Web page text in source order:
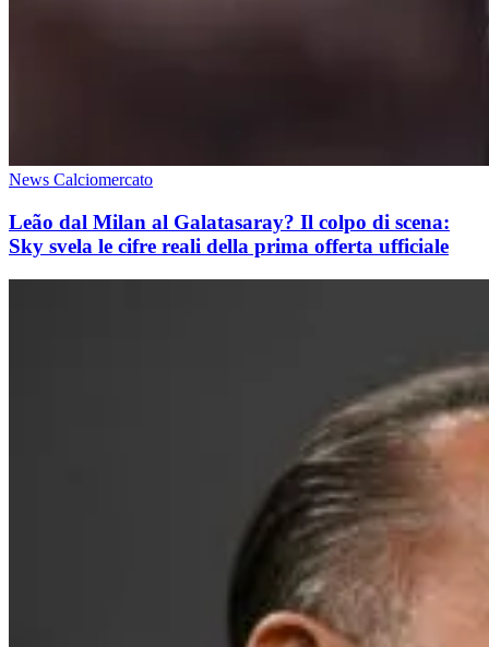
News Calciomercato
Leão dal Milan al Galatasaray? Il colpo di scena:
Sky svela le cifre reali della prima offerta ufficiale